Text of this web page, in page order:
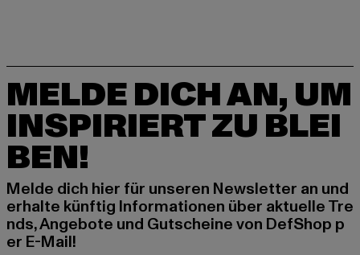
MELDE DICH AN, UM
INSPIRIERT ZU BLEI
BEN!
Melde dich hier für unseren Newsletter an und
erhalte künftig Informationen über aktuelle Tre
nds, Angebote und Gutscheine von DefShop p
er E-Mail!